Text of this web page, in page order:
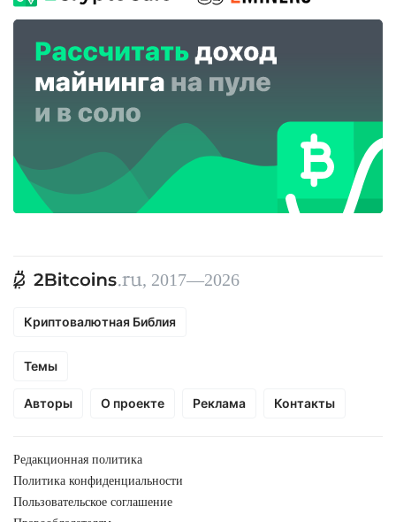
, 2017—2026
Криптовалютная Библия
Темы
Авторы О проекте Реклама Контакты
Редакционная политика
Политика конфиденциальности
Пользовательское соглашение